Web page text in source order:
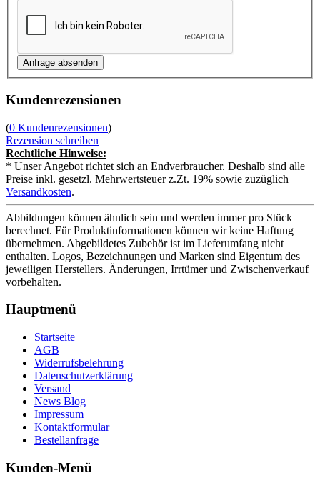
Kundenrezensionen
(0 Kundenrezensionen)
Rezension schreiben
Rechtliche Hinweise:
* Unser Angebot richtet sich an Endverbraucher. Deshalb sind alle
Preise inkl. gesetzl. Mehrwertsteuer z.Zt. 19% sowie zuzüglich
Versandkosten.
Abbildungen können ähnlich sein und werden immer pro Stück
berechnet. Für Produktinformationen können wir keine Haftung
übernehmen. Abgebildetes Zubehör ist im Lieferumfang nicht
enthalten. Logos, Bezeichnungen und Marken sind Eigentum des
jeweiligen Herstellers. Änderungen, Irrtümer und Zwischenverkauf
vorbehalten.
Hauptmenü
Startseite
AGB
Widerrufsbelehrung
Datenschutzerklärung
Versand
News Blog
Impressum
Kontaktformular
Bestellanfrage
Kunden-Menü